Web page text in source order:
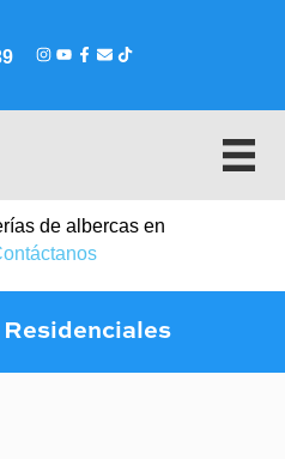
de albercas en
Residenciales